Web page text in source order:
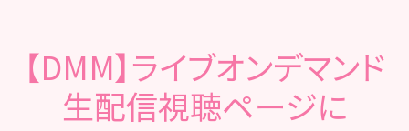
【DMM】ライブオンデマンド
生配信視聴ページに